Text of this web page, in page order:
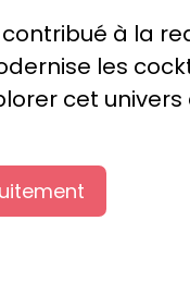
à la
les
cet